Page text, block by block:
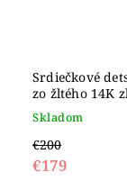
Srdiečkové
zo žltého 14K
Skladom
€200
€179